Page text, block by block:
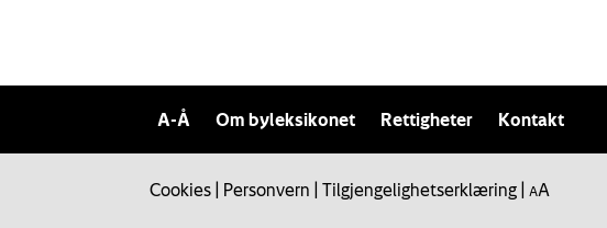
A-Å Om byleksikonet Rettigheter Kontakt
Cookies Personvern Tilgjengelighetserklæring AA